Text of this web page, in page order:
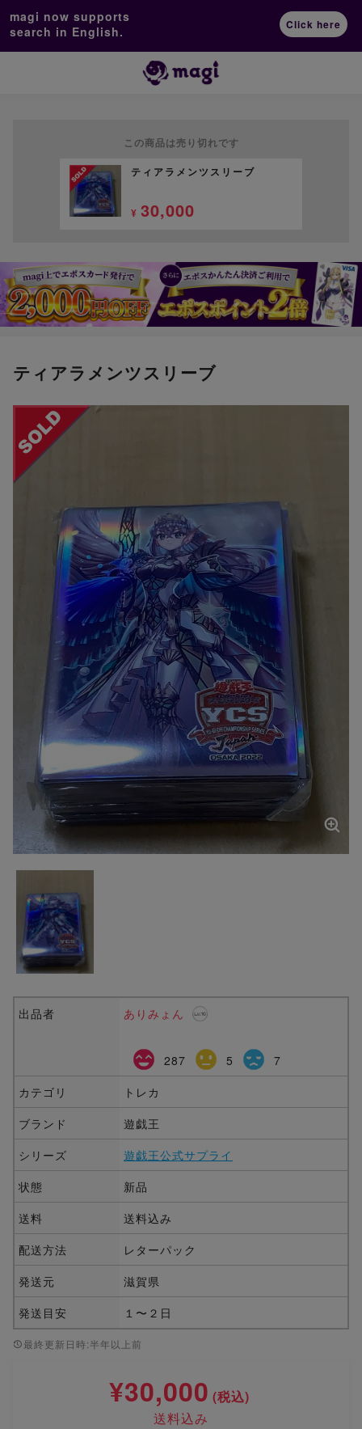
magi now supports
search in English.
Click here
この商品は売り切れです
ティアラメンツスリーブ
¥ 30,000
ティアラメンツスリーブ
出品者 ありみょん
287 5
7
カテゴリ
トレカ
ブランド
遊戯王
シリーズ
遊戯王公式サプライ
状態
新品
送料
送料込み
配送方法
レターパック
発送元
滋賀県
発送目安
１〜２日
最終更新日時:半年以上前
¥30,000 (税込)
送料込み